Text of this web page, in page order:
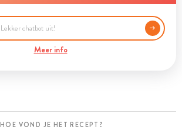
Meer info
HOE VOND JE HET RECEPT?